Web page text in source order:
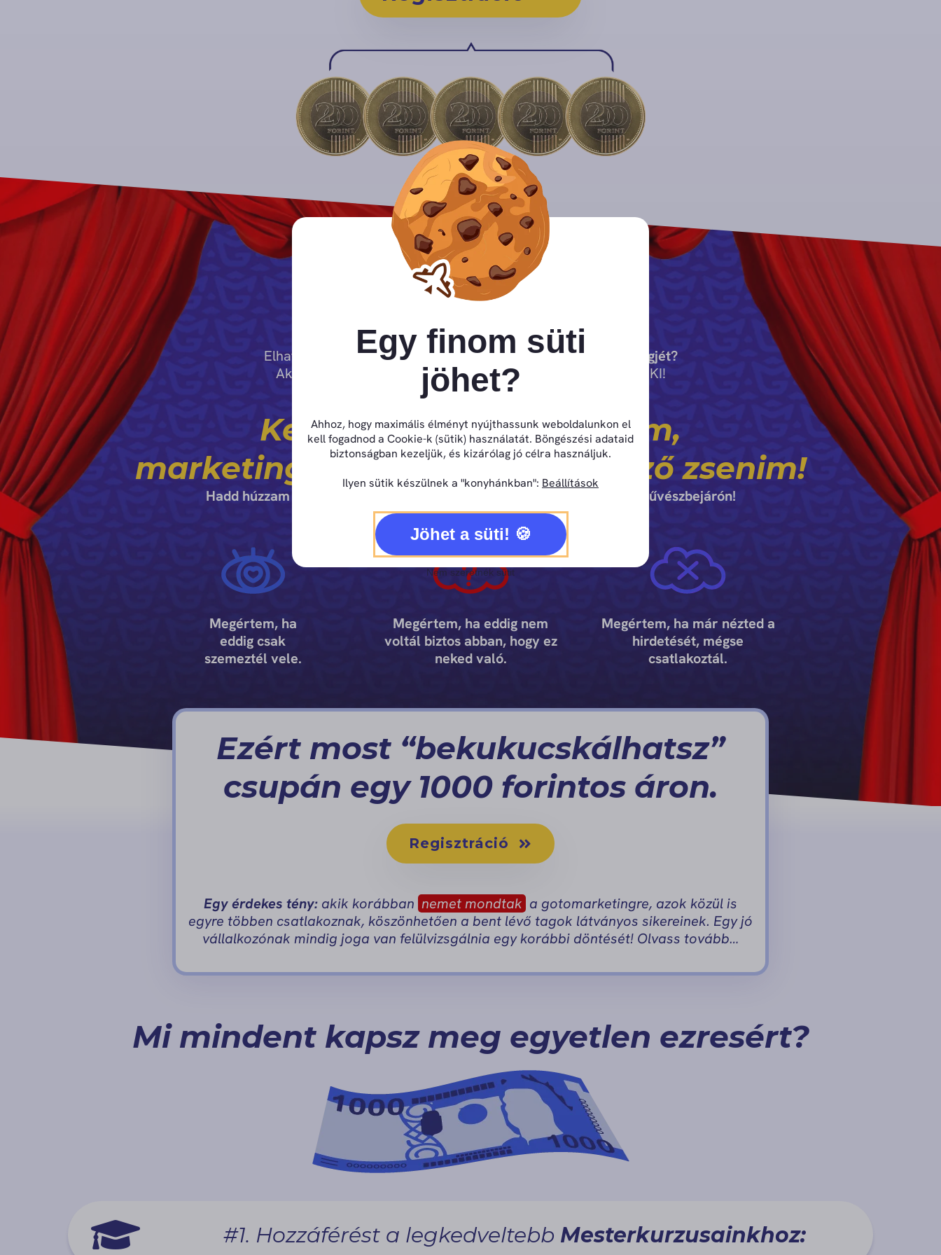
Elhatároztad, hogyforradalmian átalakítod a céged marketingjét?
Akkor figyelj, mert ezt az ajánlatot PONT NEKED TALÁLTUK KI!
Kedves vállalkozó társam,
marketinges kollégám,kivitelező zsenim!
Hadd húzzam félre a függönyt és engedjelek be a gotomarketingbe a művészbejárón!
Megértem, ha
eddig csak
szemeztél vele.
Megértem, ha eddig nem
voltál biztos abban, hogy ez
neked való.
Megértem, ha már nézted a
hirdetését, mégse
csatlakoztál.
Ezért most “bekukucskálhatsz”
csupán egy 1000 forintos áron.
Regisztráció
Egy érdekes tény: akik korábban nemet mondtak a gotomarketingre, azok közül is
egyre többen csatlakoznak, köszönhetően a bent lévő tagok látványos sikereinek. Egy jó
vállalkozónak mindig joga van felülvizsgálnia egy korábbi döntését! Olvass tovább…
Mi mindent kapsz meg egyetlen ezresért?
#1. Hozzáférést a legkedveltebb Mesterkurzusainkhoz:
Egy finom süti
jöhet?
Ahhoz, hogy maximális élményt nyújthassunk weboldalunkon el
kell fogadnod a Cookie-k (sütik) használatát. Böngészési adataid
biztonságban kezeljük, és kizárólag jó célra használjuk.
Ilyen sütik készülnek a "konyhánkban": Beállítások
Jöhet a süti!
Nem szeretnék sütit
Close GDPR Cookie Banner